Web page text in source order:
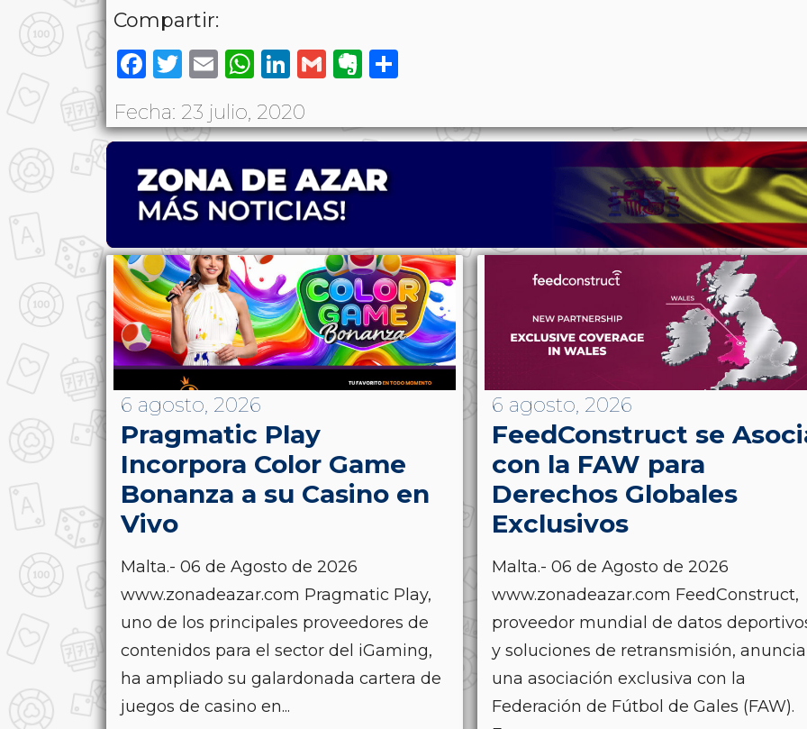
Compartir:
Facebook
Twitter
EmailWhatsApp
LinkedIn
GmailEvernote
Fecha: 23 julio, 2020
6 agosto, 2026
Pragmatic Play
Incorpora Color Game
Bonanza a su Casino en
Vivo
Malta.- 06 de Agosto de 2026
www.zonadeazar.com Pragmatic Play,
uno de los principales proveedores de
contenidos para el sector del iGaming,
ha ampliado su galardonada cartera de
juegos de casino en...
6 agosto, 2026
FeedConstruct se
con la FAW para
Derechos Globales
Exclusivos
Malta.- 06 de Agosto de 2026
www.zonadeazar.com FeedConstruct,
proveedor mundial de datos
y soluciones de retransmisión, anuncia
una asociación exclusiva con la
Federación de Fútbol de Gales (FAW).